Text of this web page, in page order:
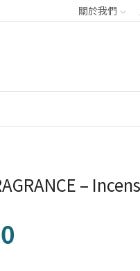
關於我們
–